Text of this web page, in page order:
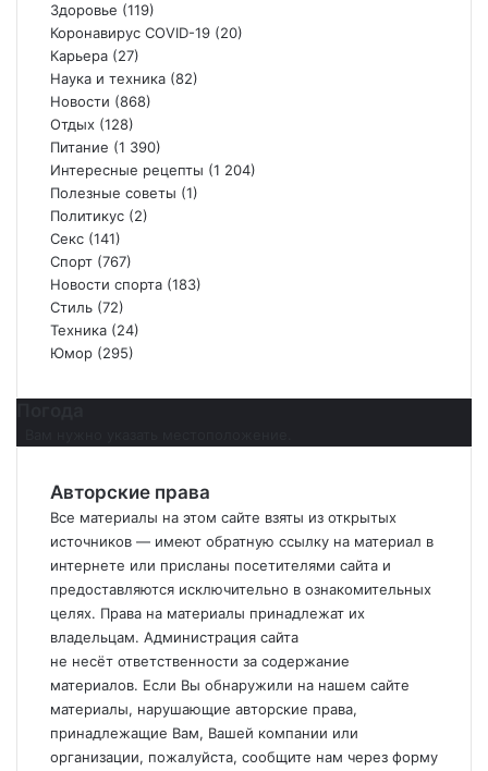
Здоровье (119)
Коронавирус COVID-19 (20)
Карьера (27)
Наука и техника (82)
Новости (868)
Отдых (128)
Питание (1 390)
Интересные рецепты (1 204)
Полезные советы (1)
Политикус (2)
Секс (141)
Спорт (767)
Новости спорта (183)
Стиль (72)
Техника (24)
Юмор (295)
Авторские права
Все материалы на этом сайте взяты из открытых
источников — имеют обратную ссылку на материал в
интернете или присланы посетителями сайта и
предоставляются исключительно в ознакомительных
целях. Права на материалы принадлежат их
владельцам. Администрация сайта
не несёт ответственности за содержание
материалов. Если Вы обнаружили на нашем сайте
материалы, нарушающие авторские права,
принадлежащие Вам, Вашей компании или
организации, пожалуйста, сообщите нам через форму